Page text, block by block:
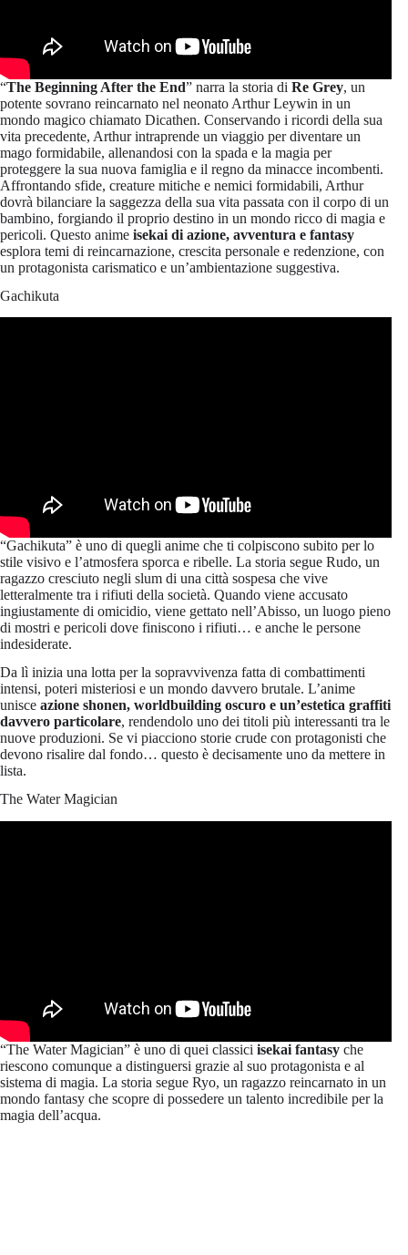
“The Beginning After the End” narra la storia di Re Grey, un
potente sovrano reincarnato nel neonato Arthur Leywin in un
mondo magico chiamato Dicathen. Conservando i ricordi della sua
vita precedente, Arthur intraprende un viaggio per diventare un
mago formidabile, allenandosi con la spada e la magia per
proteggere la sua nuova famiglia e il regno da minacce incombenti.
Affrontando sfide, creature mitiche e nemici formidabili, Arthur
dovrà bilanciare la saggezza della sua vita passata con il corpo di un
bambino, forgiando il proprio destino in un mondo ricco di magia e
pericoli. Questo anime isekai di azione, avventura e fantasy
esplora temi di reincarnazione, crescita personale e redenzione, con
un protagonista carismatico e un’ambientazione suggestiva.
Gachikuta
“Gachikuta” è uno di quegli anime che ti colpiscono subito per lo
stile visivo e l’atmosfera sporca e ribelle. La storia segue Rudo, un
ragazzo cresciuto negli slum di una città sospesa che vive
letteralmente tra i rifiuti della società. Quando viene accusato
ingiustamente di omicidio, viene gettato nell’Abisso, un luogo pieno
di mostri e pericoli dove finiscono i rifiuti… e anche le persone
indesiderate.
Da lì inizia una lotta per la sopravvivenza fatta di combattimenti
intensi, poteri misteriosi e un mondo davvero brutale. L’anime
unisce azione shonen, worldbuilding oscuro e un’estetica graffiti
davvero particolare, rendendolo uno dei titoli più interessanti tra le
nuove produzioni. Se vi piacciono storie crude con protagonisti che
devono risalire dal fondo… questo è decisamente uno da mettere in
lista.
The Water Magician
“The Water Magician” è uno di quei classici isekai fantasy che
riescono comunque a distinguersi grazie al suo protagonista e al
sistema di magia. La storia segue Ryo, un ragazzo reincarnato in un
mondo fantasy che scopre di possedere un talento incredibile per la
magia dell’acqua.